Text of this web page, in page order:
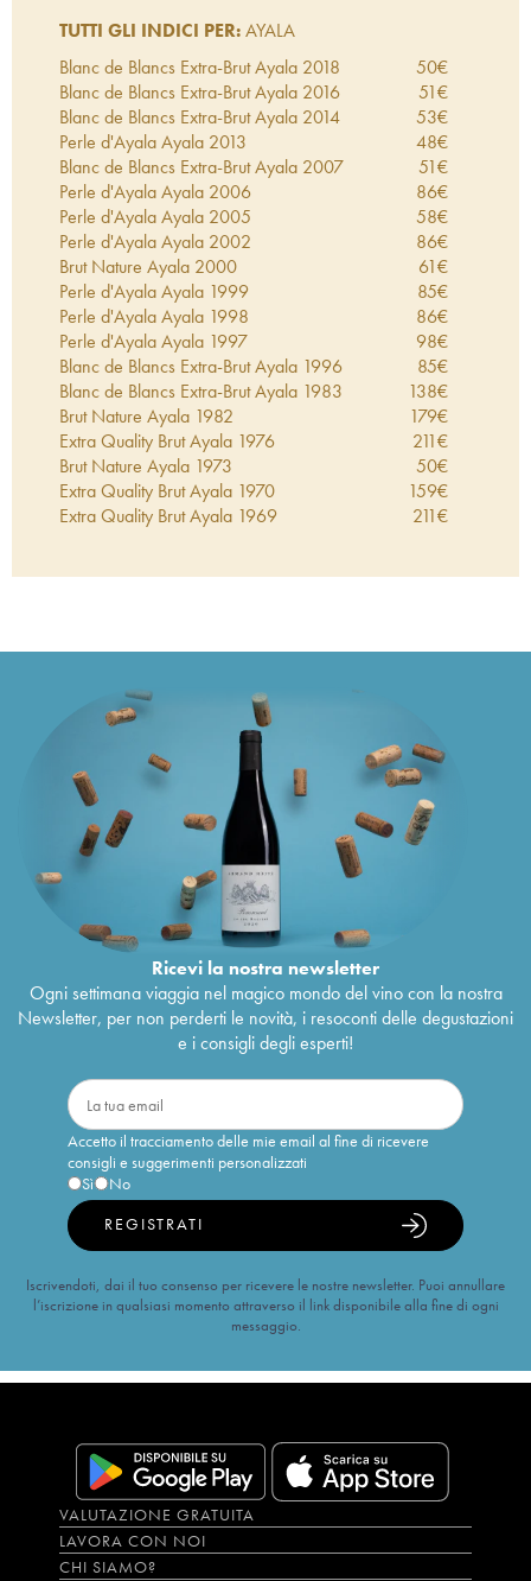
TUTTI GLI INDICI PER:AYALA
Blanc de Blancs Extra-Brut Ayala 2018 50€
Blanc de Blancs Extra-Brut Ayala 2016 51€
Blanc de Blancs Extra-Brut Ayala 2014 53€
Perle d'Ayala Ayala 2013 48€
Blanc de Blancs Extra-Brut Ayala 2007 51€
Perle d'Ayala Ayala 2006 86€
Perle d'Ayala Ayala 2005 58€
Perle d'Ayala Ayala 2002 86€
Brut Nature Ayala 2000 61€
Perle d'Ayala Ayala 1999 85€
Perle d'Ayala Ayala 1998 86€
Perle d'Ayala Ayala 1997 98€
Blanc de Blancs Extra-Brut Ayala 1996 85€
Blanc de Blancs Extra-Brut Ayala 1983 138€
Brut Nature Ayala 1982 179€
Extra Quality Brut Ayala 1976 211€
Brut Nature Ayala 1973 50€
Extra Quality Brut Ayala 1970 159€
Extra Quality Brut Ayala 1969 211€
Extra Quality Brut Ayala
Ricevi la nostra newsletter
Ogni settimana viaggia nel magico mondo del vino con la nostra
Newsletter, per non perderti le novità, i resoconti delle degustazioni
e i consigli degli esperti!
Accetto il tracciamento delle mie email al fine di ricevere
consigli e suggerimenti personalizzati
Sì
No
REGISTRATI
Iscrivendoti, dai il tuo consenso per ricevere le nostre newsletter. Puoi annullare
l’iscrizione in qualsiasi momento attraverso il link disponibile alla fine di ogni
messaggio.
VALUTAZIONE GRATUITA
LAVORA CON NOI
CHI SIAMO?